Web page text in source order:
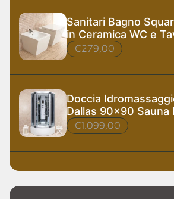
Sanitari Bagno
in Ceramica WC e
Design
€279,00
Doccia
Dallas 90x90 Sauna
€1.099,00